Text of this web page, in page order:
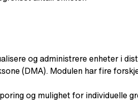
og administrere enheter i
(DMA). Modulen har fire
og mulighet for individuelle